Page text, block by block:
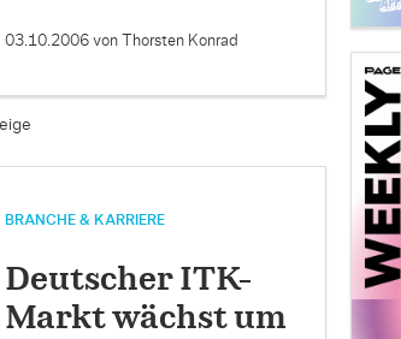
03.10.2006 von Thorsten Konrad
BRANCHE & KARRIERE
Deutscher ITK-
Markt wächst um